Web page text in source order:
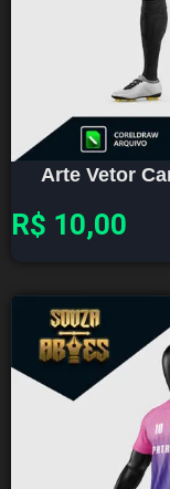
Arte Vetor
R$ 10,00